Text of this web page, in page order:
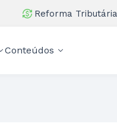
Reforma Tributária
Conteúdos